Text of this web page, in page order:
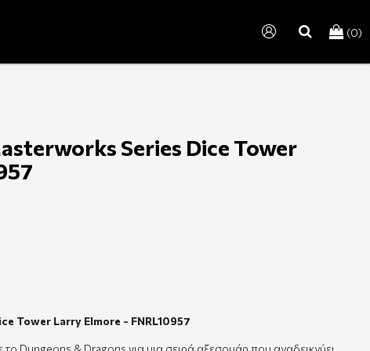
(0)
search
Series Dice Tower
Tower Larry Elmore - FNRL10957